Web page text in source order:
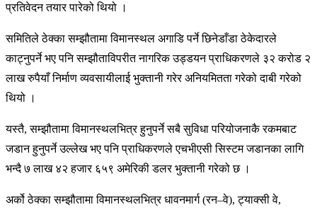
प्रतिवेदन तयार पारेको थियो ।
समितिले ठेक्का सम्झौतामा विमानस्थल अगाडि पर्ने छिनेडाँडा ठेकेदारले
काट्नुपर्ने भए पनि सम्झौताविपरीत नागरिक उड्डयन प्राधिकरणले ३२ करोड २
लाख रुपैयाँ निर्माण व्यवसायीलाई भुक्तानी गरेर अनियमितता गरेको दाबी गरेको
थियो ।
यस्तै, सम्झौतामा विमानस्थलभित्र हुनुपर्ने सबै सुविधा परियोजनाकै रकमबाट
जडान हुनुपर्ने उल्लेख भए पनि प्राधिकरणले एचभीएसी सिस्टम जडानका लागि
भन्दै ७ लाख ४२ हजार ६५९ अमेरिकी डलर भुक्तानी गरेको छ ।
अर्को ठेक्का सम्झौतामा विमानस्थलभित्र धावनमार्ग (रन–वे), ट्याक्सी वे,